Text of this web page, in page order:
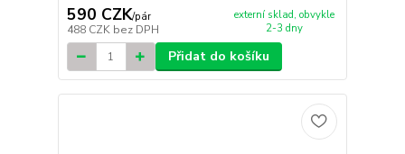
590 CZK/pár
488 CZK bez DPH
externí sklad, obvykle
2-3 dny
Přidat do košíku